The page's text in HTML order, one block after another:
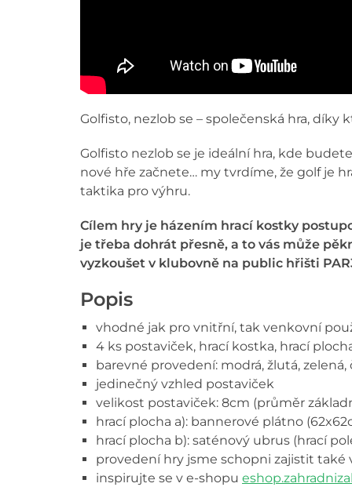
Golfisto, nezlob se – společenská hra,
Golfisto nezlob se je ideální hra, kde
nové hře začnete… my tvrdíme, že golf je
taktika pro výhru.
Cílem hry je házením hrací kostky
je třeba dohrát přesně, a to vás může
vyzkoušet v klubovně na public hřišti
Popis
vhodné jak pro vnitřní, tak venkovní
4 ks postaviček, hrací kostka, hrací
barevné provedení: modrá, žlutá, zelená,
jedinečný vzhled postaviček
velikost postaviček: 8cm (průměr
hrací plocha a): bannerové plátno
hrací plocha b): saténový ubrus (hrací
provedení hry jsme schopni zajistit také
inspirujte se v e-shopu